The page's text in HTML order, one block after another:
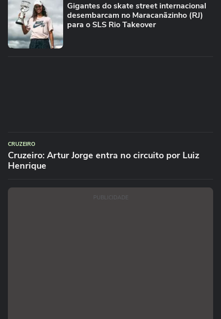
Gigantes do skate street internacional
desembarcam no Maracanãzinho (RJ)
para o SLS Rio Takeover
CRUZEIRO
Cruzeiro: Artur Jorge entra no circuito por Luiz
Henrique
PUBLICIDADE